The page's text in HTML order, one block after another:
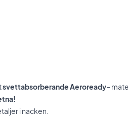
svettabsorberande Aeroready-
i nacken.